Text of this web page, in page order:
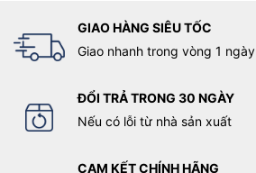
GIAO HÀNG SIÊU TỐC
Giao nhanh trong vòng 1 ngày
ĐỔI TRẢ TRONG 30 NGÀY
Nếu có lỗi từ nhà sản xuất
CAM KẾT CHÍNH HÃNG